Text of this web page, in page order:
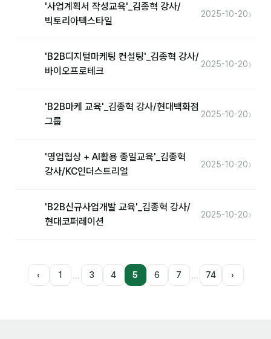
'사업계획서 작성교육'_김종혁 강사/
빅토리아텍스타일
2025-10-20›
'B2B디지털마케팅 컨설팅'_김종혁 강사/
바이오프로테크
2025-10-20›
'B2B마케 교육'_김종혁 강사/현대백화점
그룹
2025-10-20›
'영업협상 + AI활용 종일교육'_김종혁
강사/KC인더스트리얼
2025-10-20›
'B2B신규사업개발 교육'_김종혁 강사/
현대코퍼레이션
2025-10-20›
‹ 1 … 3 4 5 6 7 … 74 ›